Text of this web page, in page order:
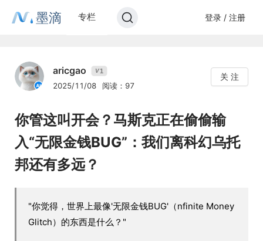
墨滴 专栏 登录 / 注册
aricgao V1
2025/11/08 阅读：97
关 注
你管这叫开会？马斯克正在偷偷输
入“无限金钱BUG”：我们离科幻乌托
邦还有多远？
"你觉得，世界上最像'无限金钱BUG'（nfinite Money
Glitch）的东西是什么？"